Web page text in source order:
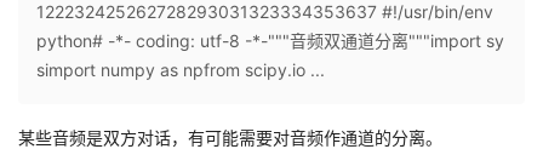
个
122232425262728293031323334353637 #!/usr/bin/env
python# -*- coding: utf-8 -*-"""音频双通道分离"""import sy
simport numpy as npfrom scipy.io ...
某些音频是双方对话，有可能需要对音频作通道的分离。